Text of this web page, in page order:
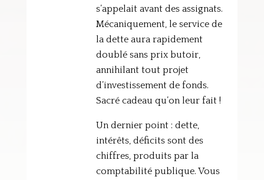
s’appelait avant des assignats.
Mécaniquement, le service de
la dette aura rapidement
doublé sans prix butoir,
annihilant tout projet
d’investissement de fonds.
Sacré cadeau qu’on leur fait !
Un dernier point : dette,
intérêts, déficits sont des
chiffres, produits par la
comptabilité publique. Vous